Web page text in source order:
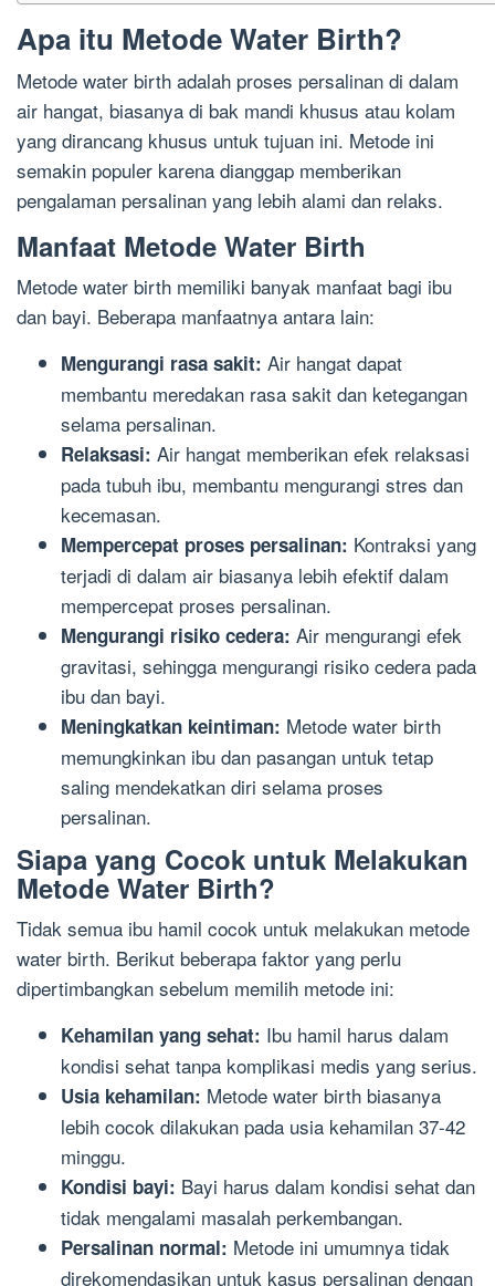
Apa itu Metode Water Birth?
Metode water birth adalah proses persalinan di dalam
air hangat, biasanya di bak mandi khusus atau kolam
yang dirancang khusus untuk tujuan ini. Metode ini
semakin populer karena dianggap memberikan
pengalaman persalinan yang lebih alami dan relaks.
Manfaat Metode Water Birth
Metode water birth memiliki banyak manfaat bagi ibu
dan bayi. Beberapa manfaatnya antara lain:
Mengurangi rasa sakit: Air hangat dapat
membantu meredakan rasa sakit dan ketegangan
selama persalinan.
Relaksasi: Air hangat memberikan efek relaksasi
pada tubuh ibu, membantu mengurangi stres dan
kecemasan.
Mempercepat proses persalinan: Kontraksi yang
terjadi di dalam air biasanya lebih efektif dalam
mempercepat proses persalinan.
Mengurangi risiko cedera: Air mengurangi efek
gravitasi, sehingga mengurangi risiko cedera pada
ibu dan bayi.
Meningkatkan keintiman: Metode water birth
memungkinkan ibu dan pasangan untuk tetap
saling mendekatkan diri selama proses
persalinan.
Siapa yang Cocok untuk Melakukan
Metode Water Birth?
Tidak semua ibu hamil cocok untuk melakukan metode
water birth. Berikut beberapa faktor yang perlu
dipertimbangkan sebelum memilih metode ini:
Kehamilan yang sehat: Ibu hamil harus dalam
kondisi sehat tanpa komplikasi medis yang serius.
Usia kehamilan: Metode water birth biasanya
lebih cocok dilakukan pada usia kehamilan 37-42
minggu.
Kondisi bayi: Bayi harus dalam kondisi sehat dan
tidak mengalami masalah perkembangan.
Persalinan normal: Metode ini umumnya tidak
direkomendasikan untuk kasus persalinan dengan